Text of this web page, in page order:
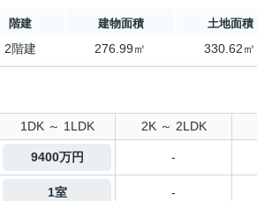
階建 建物面積 土地面積
2階建 276.99㎡ 330.62㎡
1DK ～ 1LDK 2K ～ 2LDK
9400万円 -
1室 -